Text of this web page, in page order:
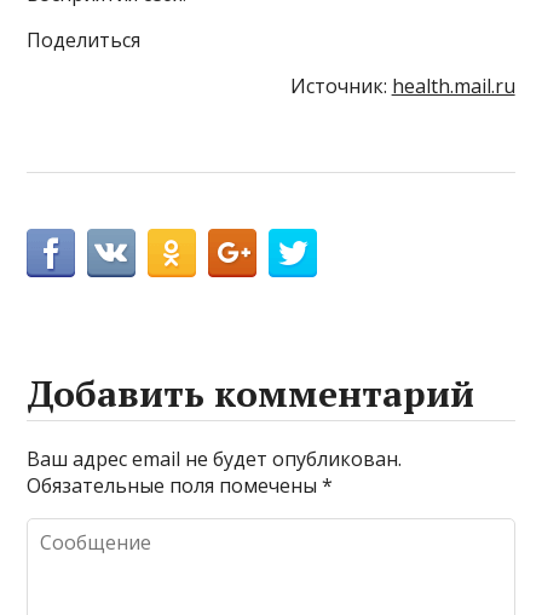
Поделиться
Источник: health.mail.ru
Добавить комментарий
Ваш адрес email не будет опубликован.
Обязательные поля помечены*